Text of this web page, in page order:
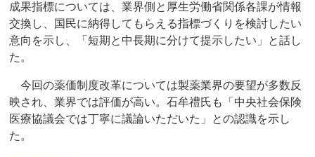
成果指標については、業界側と厚生労働省関係各課が情報
交換し、国民に納得してもらえる指標づくりを検討したい
意向を示し、「短期と中長期に分けて提示したい」と話し
た。
今回の薬価制度改革については製薬業界の要望が多数反
映され、業界では評価が高い。石牟禮氏も「中央社会保険
医療協議会では丁寧に議論いただいた」との認識を示し
た。